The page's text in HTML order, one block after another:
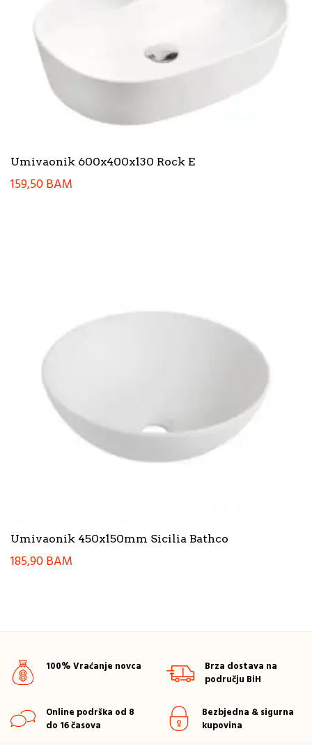
Umivaonik 600x400x130 Rock E
159,50BAM
Umivaonik 450x150mm Sicilia Bathco
185,90BAM
100% Vraćanje novca
Brza dostava na
području BiH
Online podrška od 8
do 16 časova
Bezbjedna & sigurna
kupovina